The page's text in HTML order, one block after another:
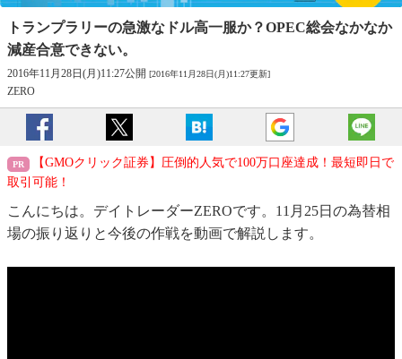
トランプラリーの急激なドル高一服か？OPEC総会なかなか
減産合意できない。
2016年11月28日(月)11:27公開 [2016年11月28日(月)11:27更新]
ZERO
【GMOクリック証券】圧倒的人気で100万口座達成！最短即日で
取引可能！
こんにちは。デイトレーダーZEROです。11月25日の為替相
場の振り返りと今後の作戦を動画で解説します。